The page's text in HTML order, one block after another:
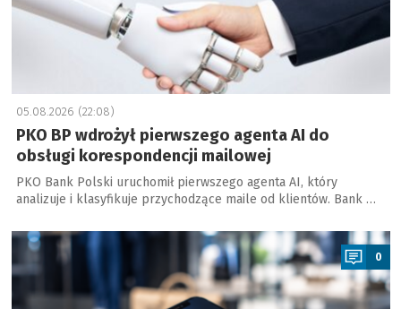
05.08.2026 (22:08)
PKO BP wdrożył pierwszego agenta AI do
obsługi korespondencji mailowej
PKO Bank Polski uruchomił pierwszego agenta AI, który
analizuje i klasyfikuje przychodzące maile od klientów. Bank …
a
0